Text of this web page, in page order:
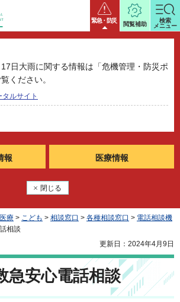
緊急・防災
日大雨に関する情報は「危機管理・防災ポ
ください。
ルサイト
報 医療情報
閉じる
閲覧補助
検索
メニュー
療 > こども > 相談窓口 > 各種相談窓口 > 電話相談機
相談
更新日：2024年4月9日
急安心電話相談